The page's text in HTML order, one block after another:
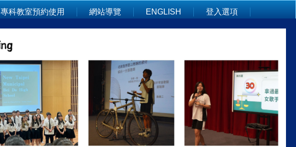
專科教室預約使用 網站導覽 ENGLISH 登入選項